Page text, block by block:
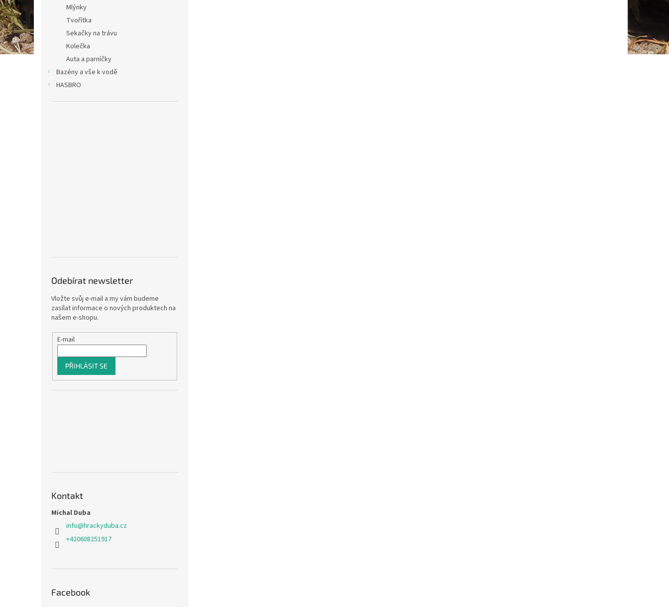
Mlýnky
Tvořítka
Sekačky na trávu
Kolečka
Auta a parníčky
Bazény a vše k vodě
HASBRO
Odebírat newsletter
Vložte svůj e-mail a my vám budeme
zasílat informace o nových produktech na
našem e-shopu.
E-mail
PŘIHLÁSIT SE
Kontakt
Michal Duba
info@hrackyduba.cz
+420608251917
Facebook